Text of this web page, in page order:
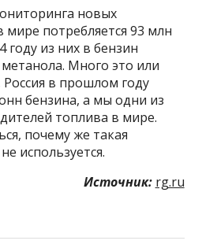
новых
потребляется 93 млн
году из них в бензин
Много это или
в прошлом году
бензина, а мы одни из
топлива в мире.
почему же такая
используется.
Источник: rg.ru